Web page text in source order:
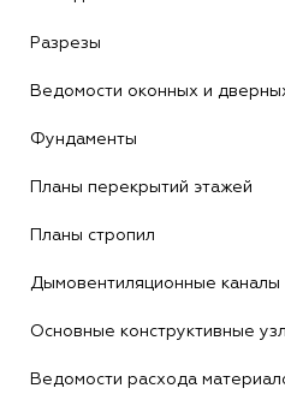
Разрезы
Ведомости оконных и
Фундаменты
Планы перекрытий этажей
Планы стропил
Дымовентиляционные каналы
Основные конструктивные
Ведомости расхода